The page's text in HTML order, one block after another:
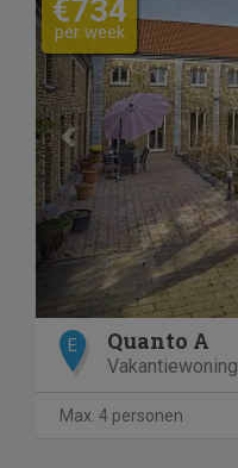
€734
per week
E Quanto A
Vakantiewoning
Max. 4 personen